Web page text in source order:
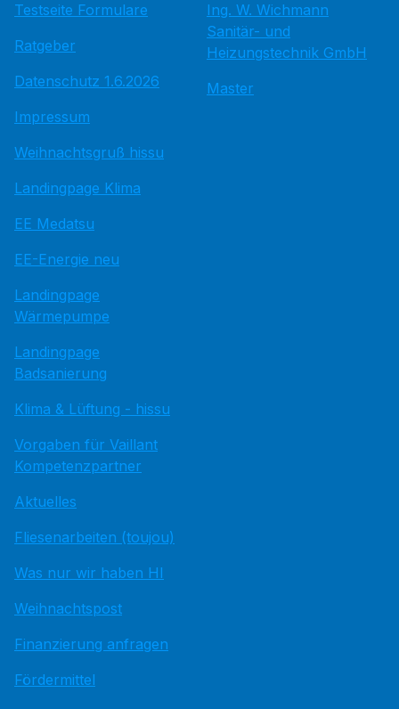
Testseite Formulare
Ratgeber
Datenschutz 1.6.2026
Impressum
Weihnachtsgruß hissu
Landingpage Klima
EE Medatsu
EE-Energie neu
Landingpage
Wärmepumpe
Landingpage
Badsanierung
Klima & Lüftung - hissu
Vorgaben für Vaillant
Kompetenzpartner
Aktuelles
Fliesenarbeiten (toujou)
Was nur wir haben HI
Weihnachtspost
Finanzierung anfragen
Fördermittel
Ing. W. Wichmann
Sanitär- und
Heizungstechnik GmbH
Master